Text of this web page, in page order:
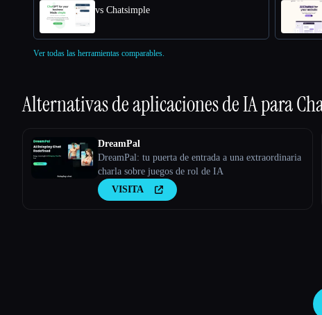
vs Chatsimple
Ver todas las herramientas comparables.
Alternativas de aplicaciones de IA para
DreamPal
DreamPal: tu puerta de entrada a una extraordinaria
charla sobre juegos de rol de IA
VISITA